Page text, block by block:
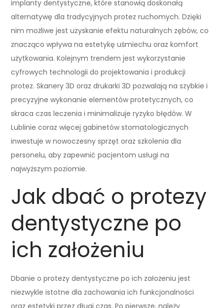
implanty dentystyczne, które stanowią doskonałą
alternatywę dla tradycyjnych protez ruchomych. Dzięki
nim możliwe jest uzyskanie efektu naturalnych zębów, co
znacząco wpływa na estetykę uśmiechu oraz komfort
użytkowania. Kolejnym trendem jest wykorzystanie
cyfrowych technologii do projektowania i produkcji
protez. Skanery 3D oraz drukarki 3D pozwalają na szybkie i
precyzyjne wykonanie elementów protetycznych, co
skraca czas leczenia i minimalizuje ryzyko błędów. W
Lublinie coraz więcej gabinetów stomatologicznych
inwestuje w nowoczesny sprzęt oraz szkolenia dla
personelu, aby zapewnić pacjentom usługi na
najwyższym poziomie.
Jak dbać o protezy
dentystyczne po
ich założeniu
Dbanie o protezy dentystyczne po ich założeniu jest
niezwykle istotne dla zachowania ich funkcjonalności
oraz estetyki przez długi czas. Po pierwsze, należy